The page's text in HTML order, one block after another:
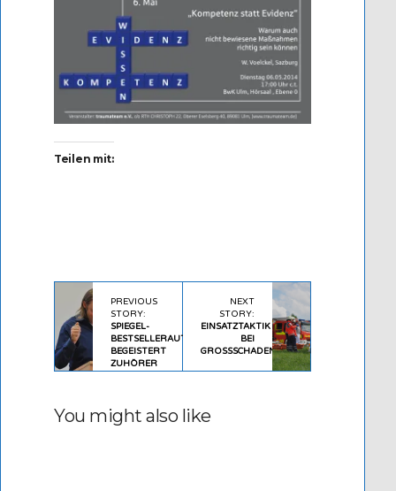
Teilen mit:
PREVIOUS
STORY:
SPIEGEL-
BESTSELLERAUTOR
BEGEISTERT
ZUHÖRER
NEXT
STORY:
EINSATZTAKTIK
BEI
GROSSSCHADENSLAGEN
You might also like